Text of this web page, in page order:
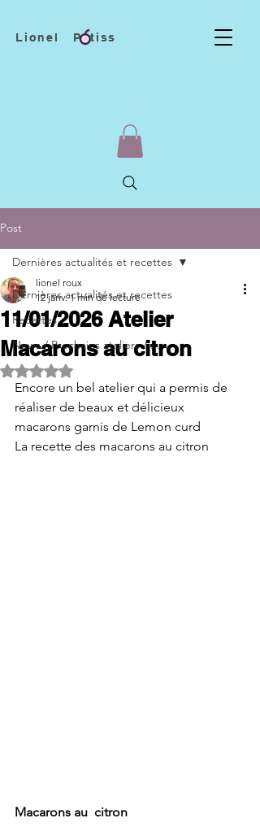
Lionel Patiss
Post
Dernières actualités et recettes
Recettes
News / Prochains ateliers / ...
Dernières actualités et recettes
11/01/2026 Atelier
Macarons au citron
lionel roux
12 janv. 1 min de lecture
Noté NaN étoiles sur 5.
Encore un bel atelier qui a permis de
réaliser de beaux et délicieux
macarons garnis de Lemon curd
La recette des macarons au citron
Macarons au  citron